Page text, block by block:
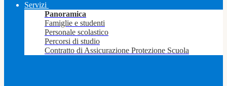
Servizi
Panoramica
Famiglie e studenti
Personale scolastico
Percorsi di studio
Contratto di Assicurazione Protezione Scuola